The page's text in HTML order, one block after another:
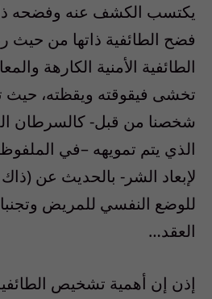
يكتسب الكشف عنه وفضحه
فضح الطائفية ذاتها من حيث
الطائفية الأمنية الكارهة
تخشى فيقوقته ويقظته، حيث
شخصنا من قبل- كالسرطان
الذي يتم تمويهه –في
لإبعاد الشر- بالحديث عن
للوضع النفسي للمريض
العقد…
إذن إن أهمية تشخيص